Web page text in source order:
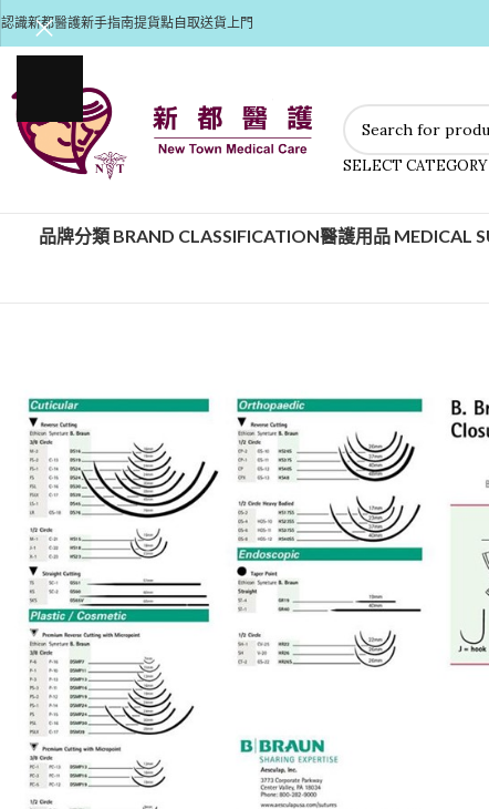
認識新都醫護新手指南提貨點自取送貨上門
SELECT CATEGORY
品牌分類 BRAND CLASSIFICATION醫護用品 MEDICAL